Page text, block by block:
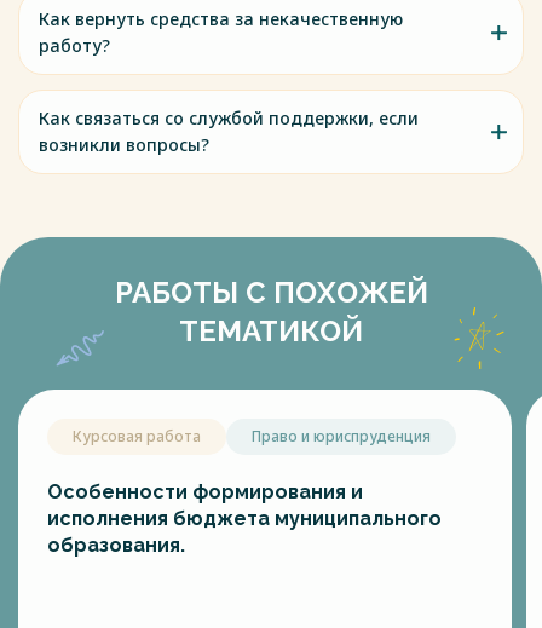
Как вернуть средства за некачественную
работу?
Как связаться со службой поддержки, если
возникли вопросы?
РАБОТЫ С ПОХОЖЕЙ
ТЕМАТИКОЙ
Курсовая работа Право и юриспруденция
Особенности формирования и
исполнения бюджета муниципального
образования.